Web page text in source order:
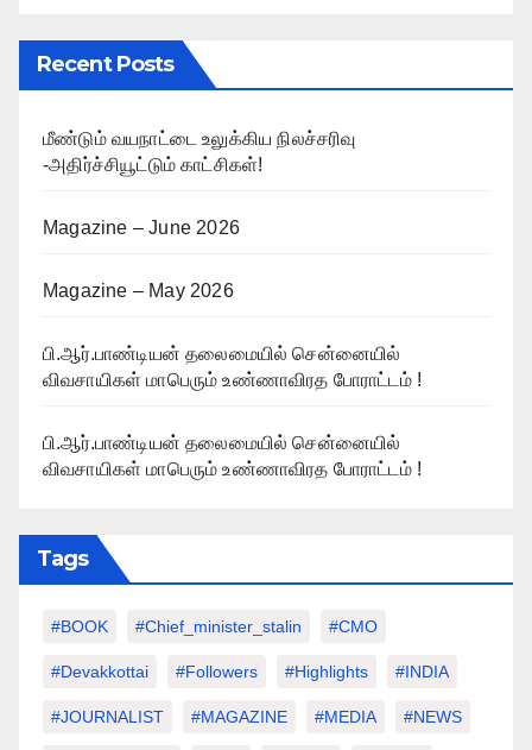
Recent Posts
மீண்டும் வயநாட்டை உலுக்கிய நிலச்சரிவு
-அதிர்ச்சியூட்டும் காட்சிகள்!
Magazine – June 2026
Magazine – May 2026
பி.ஆர்.பாண்டியன் தலைமையில் சென்னையில்
விவசாயிகள் மாபெரும் உண்ணாவிரத போராட்டம் !
பி.ஆர்.பாண்டியன் தலைமையில் சென்னையில்
விவசாயிகள் மாபெரும் உண்ணாவிரத போராட்டம் !
Tags
#BOOK #chief_minister_stalin #CMO
#devakkottai #followers #highlights #INDIA
#JOURNALIST #MAGAZINE #MEDIA #NEWS